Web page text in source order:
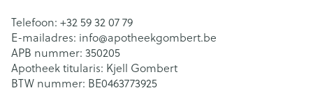
Telefoon: +32 59 32 07 79
E-mailadres: info@apotheekgombert.be
APB nummer: 350205
Apotheek titularis: Kjell Gombert
BTW nummer: BE0463773925